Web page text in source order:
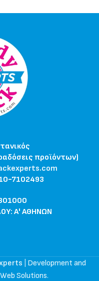
προϊόντων)
7102493
Α' ΑΘΗΝΩΝ
Development and
Solutions.